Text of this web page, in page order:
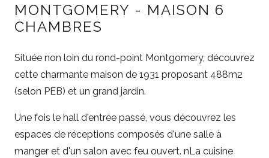
MONTGOMERY - MAISON 6
CHAMBRES
Située non loin du rond-point Montgomery, découvrez
cette charmante maison de 1931 proposant 488m2
(selon PEB) et un grand jardin.
Une fois le hall d'entrée passé, vous découvrez les
espaces de réceptions composés d'une salle à
manger et d'un salon avec feu ouvert. nLa cuisine